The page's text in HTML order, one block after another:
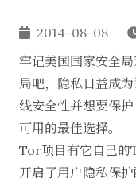
2014-08-08
牢记美国国家安全
局吧，隐私日益成
线安全性并想要保护
可用的最佳选择。
Tor项目有它自己的
开启了用户隐私保